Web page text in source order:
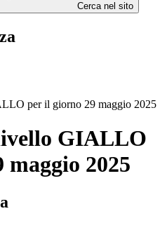
Cerca nel sito
per il giorno 29 maggio 2025
GIALLO
2025